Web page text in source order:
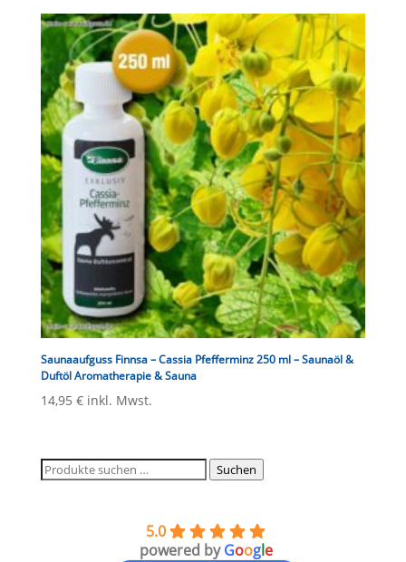
Saunaaufguss Finnsa – Cassia Pfefferminz 250 ml – Saunaöl &
Duftöl Aromatherapie & Sauna
14,95 € inkl. Mwst.
Suchen
nach:
Suchen
5.0
powered byGoogle